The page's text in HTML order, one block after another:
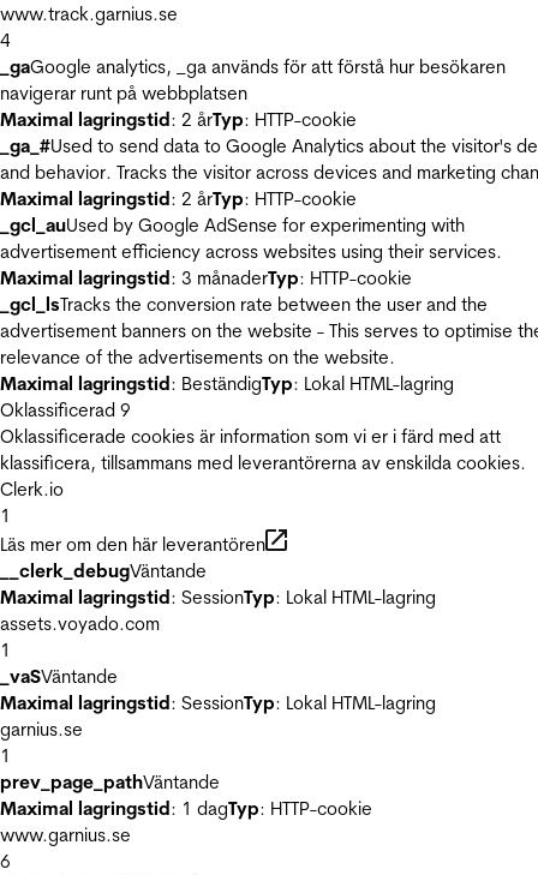
www.track.garnius.se
4
_gaGoogle analytics, _ga används för att förstå hur besökaren
navigerar runt på webbplatsen
Maximal lagringstid: 2 årTyp: HTTP-cookie
_ga_#Used to send data to Google Analytics about the visitor's
and behavior. Tracks the visitor across devices and marketing
Maximal lagringstid: 2 årTyp: HTTP-cookie
_gcl_auUsed by Google AdSense for experimenting with
advertisement efficiency across websites using their services.
Maximal lagringstid: 3 månaderTyp: HTTP-cookie
_gcl_lsTracks the conversion rate between the user and the
advertisement banners on the website - This serves to optimise
relevance of the advertisements on the website.
Maximal lagringstid: BeständigTyp: Lokal HTML-lagring
Oklassificerad 9
Oklassificerade cookies är information som vi er i färd med att
klassificera, tillsammans med leverantörerna av enskilda cookies.
Clerk.io
1
Läs mer om den här leverantören
__clerk_debugVäntande
Maximal lagringstid: SessionTyp: Lokal HTML-lagring
assets.voyado.com
1
_vaSVäntande
Maximal lagringstid: SessionTyp: Lokal HTML-lagring
garnius.se
1
prev_page_pathVäntande
Maximal lagringstid: 1 dagTyp: HTTP-cookie
www.garnius.se
6